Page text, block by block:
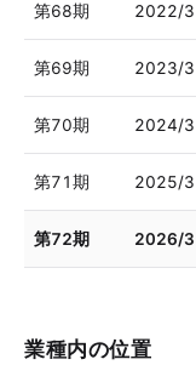
第68期 2022/3
第69期 2023/3
第70期 2024/3
第71期 2025/3
第72期 2026/3
業種内の位置